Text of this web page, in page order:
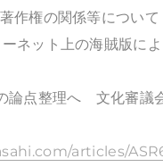
作権の関係等について
ネット上の海賊版に
論点整理へ 文化審議
articles/